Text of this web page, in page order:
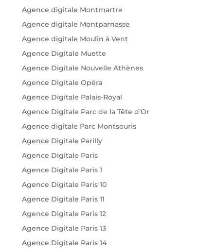
Agence digitale Montmartre
Agence digitale Montparnasse
Agence digitale Moulin à Vent
Agence Digitale Muette
Agence Digitale Nouvelle Athènes
Agence Digitale Opéra
Agence Digitale Palais-Royal
Agence Digitale Parc de la Tête d’Or
Agence digitale Parc Montsouris
Agence Digitale Parilly
Agence Digitale Paris
Agence Digitale Paris 1
Agence Digitale Paris 10
Agence Digitale Paris 11
Agence Digitale Paris 12
Agence Digitale Paris 13
Agence Digitale Paris 14